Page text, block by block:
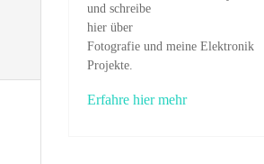
und schreibe
hier über
Fotografie und meine Elektronik
Projekte.
Erfahre hier mehr